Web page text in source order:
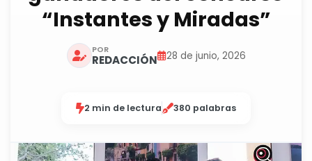
“Instantes y Miradas”
POR
REDACCIÓN 28 de junio, 2026
2 min de lectura 380 palabras